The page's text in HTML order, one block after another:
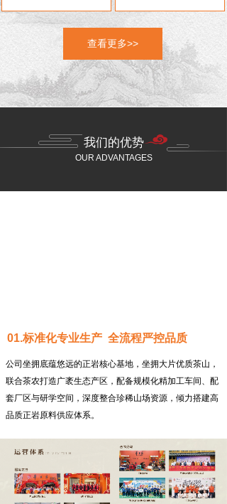
查看更多>>
我们的优势
OUR ADVANTAGES
01.标准化专业生产 全流程严控品质
公司坐拥底蕴悠远的正岩核心基地，坐拥大片优质茶山，
联合茶农打造广袤生态产区，配备规模化精加工车间、配
套厂区与研学空间，深度整合珍稀山场资源，倾力搭建高
品质正岩原料供应体系。